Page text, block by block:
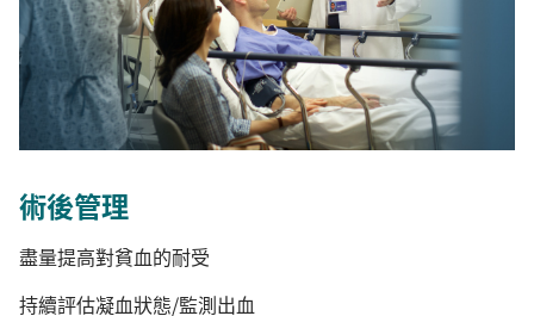
術後管理
盡量提高對貧血的耐受
持續評估凝血狀態/監測出血